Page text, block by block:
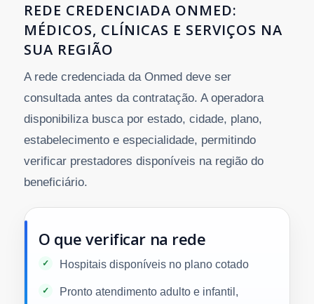
REDE CREDENCIADA ONMED:
MÉDICOS, CLÍNICAS E SERVIÇOS NA
SUA REGIÃO
A rede credenciada da Onmed deve ser
consultada antes da contratação. A operadora
disponibiliza busca por estado, cidade, plano,
estabelecimento e especialidade, permitindo
verificar prestadores disponíveis na região do
beneficiário.
O que verificar na rede
Hospitais disponíveis no plano cotado
Pronto atendimento adulto e infantil,